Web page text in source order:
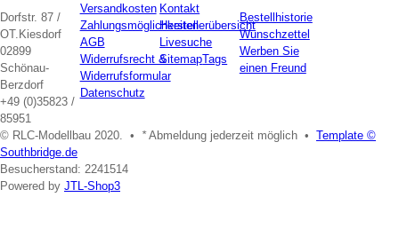
Dorfstr. 87 /
OT.Kiesdorf
02899
Schönau-
Berzdorf
+49 (0)35823 /
85951
Versandkosten
Zahlungsmöglichkeiten
AGB
Widerrufsrecht &
Widerrufsformular
Datenschutz
Kontakt
Herstellerübersicht
Livesuche
SitemapTags
Bestellhistorie
Wunschzettel
Werben Sie
einen Freund
© RLC-Modellbau 2020. • *Abmeldung jederzeit möglich • Template ©
Southbridge.de
Besucherstand: 2241514
Powered by JTL-Shop3